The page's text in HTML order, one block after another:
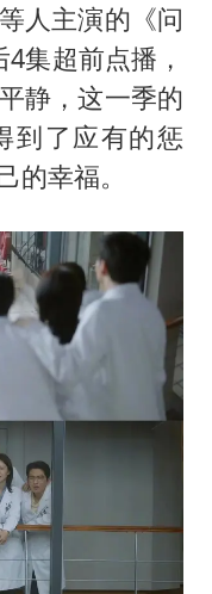
如何把百年大党建设得更加坚强有力
多专业取消艺考 文化工作者要有文化
“银行午休1.5小时”留个窗口行不行
州拉面要改名了
陕西柞水遭遇暴雨五千余户群众转移
总书记关心百姓身边这些民生大事
等人主演的《问
集超前点播，
静，这一季的
到了应有的惩
的幸福。